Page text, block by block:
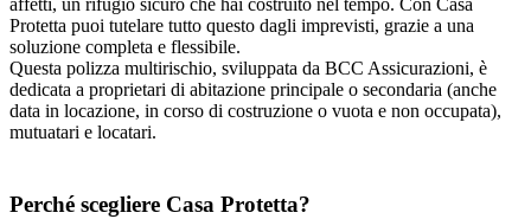
affetti, un rifugio sicuro che hai costruito nel tempo. Con Casa
Protetta puoi tutelare tutto questo dagli imprevisti, grazie a una
soluzione completa e flessibile.
Questa polizza multirischio, sviluppata da BCC Assicurazioni, è
dedicata a proprietari di abitazione principale o secondaria (anche
data in locazione, in corso di costruzione o vuota e non occupata),
mutuatari e locatari.
Perché scegliere Casa Protetta?